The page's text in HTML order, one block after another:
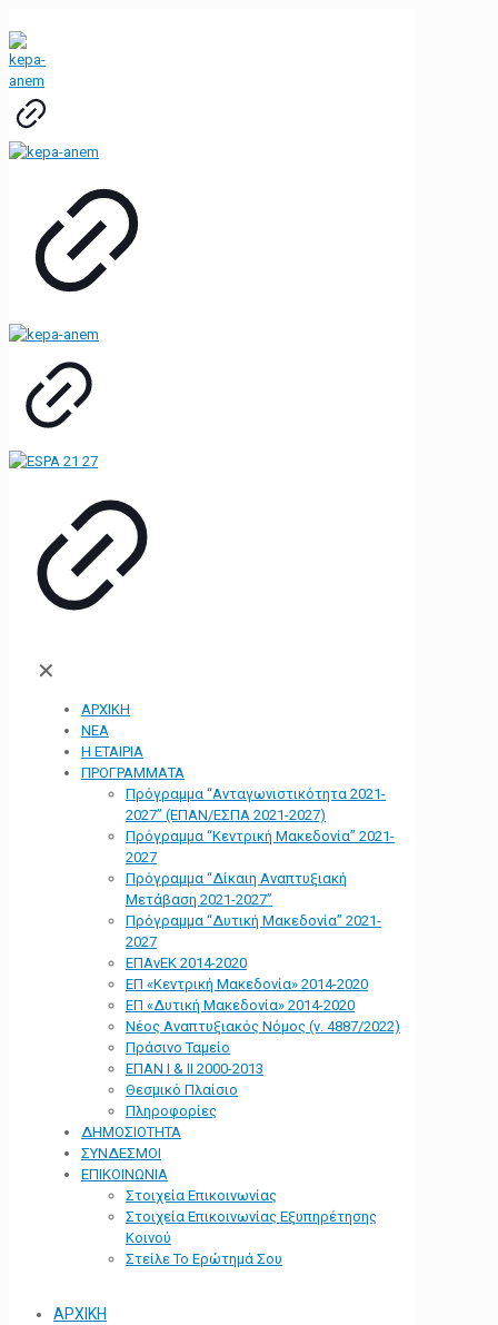
✕
ΑΡΧΙΚΗ
ΝΕΑ
Η ΕΤΑΙΡΙΑ
ΠΡΟΓΡΑΜΜΑΤΑ
Πρόγραμμα “Ανταγωνιστικότητα 2021-
2027” (ΕΠΑΝ/ΕΣΠΑ 2021-2027)
Πρόγραμμα “Κεντρική Μακεδονία” 2021-
2027
Πρόγραμμα “Δίκαιη Αναπτυξιακή
Μετάβαση 2021-2027”
Πρόγραμμα “Δυτική Μακεδονία” 2021-
2027
ΕΠΑνΕΚ 2014-2020
ΕΠ «Kεντρική Μακεδονία» 2014-2020
ΕΠ «Δυτική Μακεδονία» 2014-2020
Νέος Αναπτυξιακός Νόμος (ν. 4887/2022)
Πράσινο Ταμείο
ΕΠΑΝ Ι & ΙΙ 2000-2013
Θεσμικό Πλαίσιο
Πληροφορίες
ΔΗΜΟΣΙΟΤΗΤΑ
ΣΥΝΔΕΣΜΟΙ
ΕΠΙΚΟΙΝΩΝΙΑ
Στοιχεία Επικοινωνίας
Στοιχεία Επικοινωνίας Εξυπηρέτησης
Κοινού
Στείλε Το Ερώτημά Σου
ΑΡΧΙΚΗ